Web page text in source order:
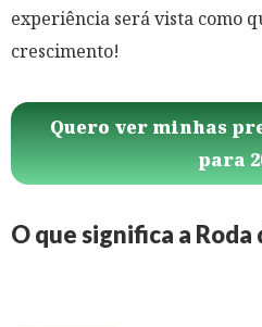
experiência será vista como
crescimento!
Quero ver minhas
para
O que significa a Roda